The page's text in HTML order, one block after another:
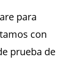
para
con
prueba de